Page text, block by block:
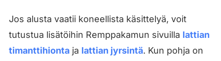
Jos alusta vaatii koneellista käsittelyä, voit
tutustua lisätöihin Remppakamun sivuilla lattian
timanttihiontaja lattian jyrsintä. Kun pohja on